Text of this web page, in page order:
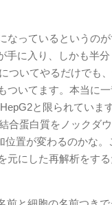
っているというの
に入り、しかも半
ついてやるだけでも
いてます。本当に一
と限られていま
蛋白質をノックダ
置が変わるのかな
にした再解析をす